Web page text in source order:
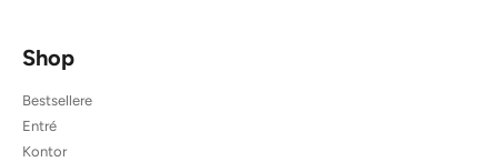
Shop
Bestsellere
Entré
Kontor